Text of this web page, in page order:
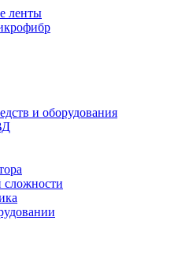
ленты
и оборудования